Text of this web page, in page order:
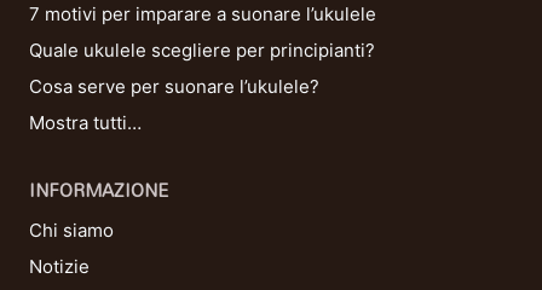
7 motivi per imparare a suonare l’ukulele
Quale ukulele scegliere per principianti?
Cosa serve per suonare l’ukulele?
Mostra tutti…
INFORMAZIONE
Chi siamo
Notizie